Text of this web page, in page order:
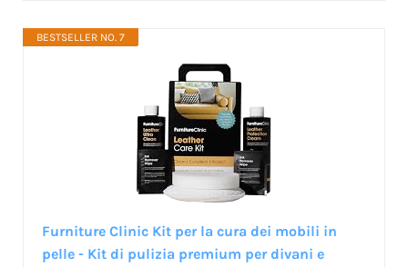
BESTSELLER NO. 7
Furniture Clinic Kit per la cura dei mobili in
pelle - Kit di pulizia premium per divani e